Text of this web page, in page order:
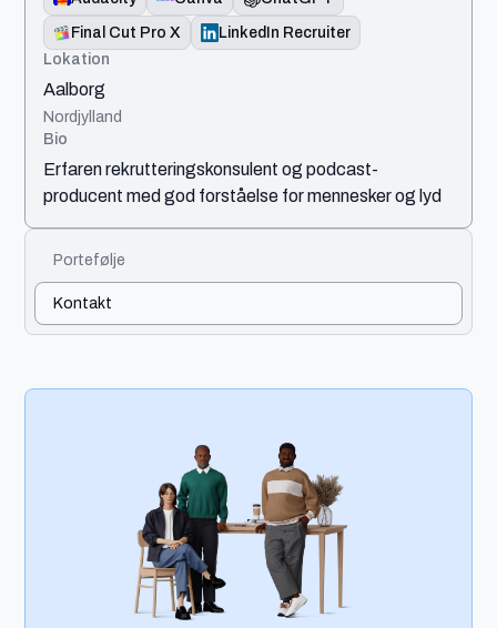
Final Cut Pro X
LinkedIn Recruiter
Lokation
Aalborg
Nordjylland
Bio
Erfaren rekrutteringskonsulent og podcast-
producent med god forståelse for mennesker og lyd
Portefølje
Kontakt